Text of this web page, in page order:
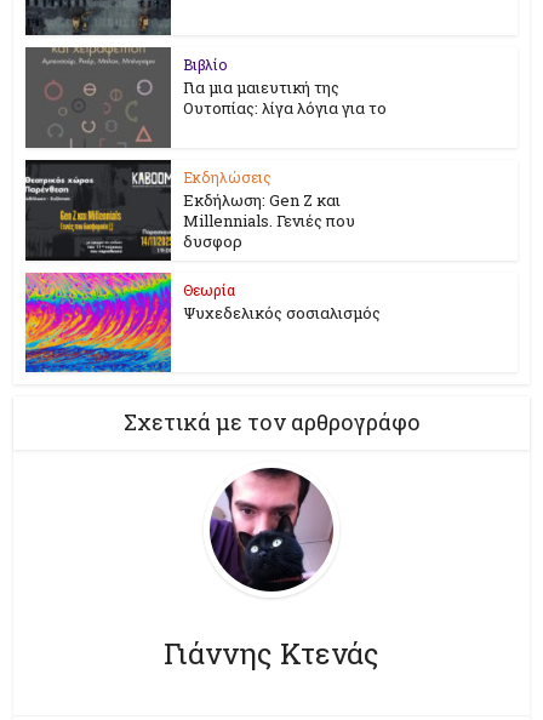
Βιβλίο
Για μια μαιευτική της
Ουτοπίας: λίγα λόγια για το
Εκδηλώσεις
Εκδήλωση: Gen Z και
Millennials. Γενιές που
δυσφορ
Θεωρία
Ψυχεδελικός σοσιαλισμός
Σχετικά με τον αρθρογράφο
Γιάννης Κτενάς